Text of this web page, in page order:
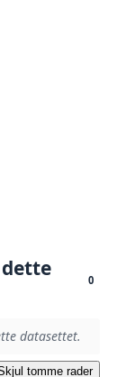
0
datasettet.
tomme rader